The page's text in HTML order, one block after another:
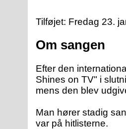
Tilføjet: Fredag 23.
Om sangen
Efter den
Shines on TV" i
mens den blev
Man hører stadig
var på hitlisterne.